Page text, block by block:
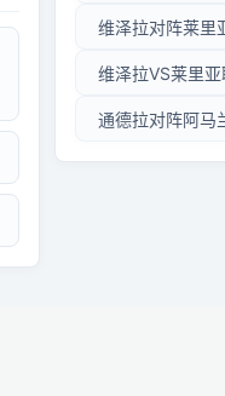
维泽拉VS莱里